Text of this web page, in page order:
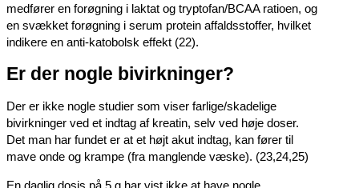
medfører en forøgning i laktat og tryptofan/BCAA ratioen, og
en svækket forøgning i serum protein affaldsstoffer, hvilket
indikere en anti-katobolsk effekt (22).
Er der nogle bivirkninger?
Der er ikke nogle studier som viser farlige/skadelige
bivirkninger ved et indtag af kreatin, selv ved høje doser.
Det man har fundet er at et højt akut indtag, kan fører til
mave onde og krampe (fra manglende væske). (23,24,25)
En daglig dosis på 5 g har vist ikke at have nogle